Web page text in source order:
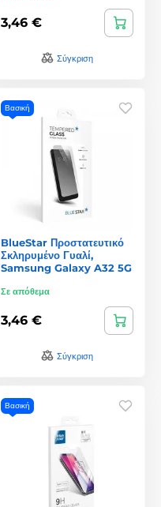
3,46 €
Σύγκριση
Βασική
BlueStar Προστατευτικό
Σκληρυμένο Γυαλί,
Samsung Galaxy A32 5G
Σε απόθεμα
3,46 €
Σύγκριση
Βασική